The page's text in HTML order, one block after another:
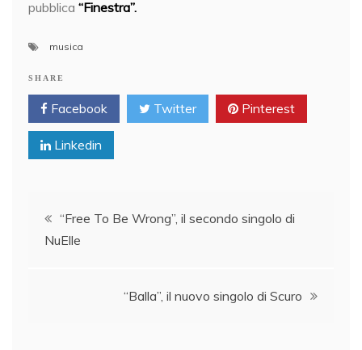
pubblica “Finestra”.
musica
SHARE
Facebook Twitter Pinterest
Linkedin
Post“Free To Be Wrong”, il secondo singolo di
NuElle
“Balla”, il nuovo singolo di Scuro